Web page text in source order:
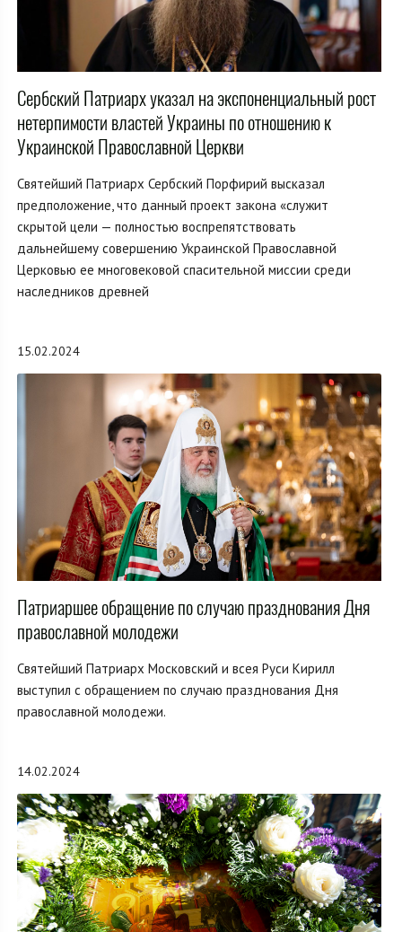
Сербский Патриарх указал на экспоненциальный рост
нетерпимости властей Украины по отношению к
Украинской Православной Церкви
Святейший Патриарх Сербский Порфирий высказал
предположение, что данный проект закона «служит
скрытой цели — полностью воспрепятствовать
дальнейшему совершению Украинской Православной
Церковью ее многовековой спасительной миссии среди
наследников древней
15.02.2024
Патриаршее обращение по случаю празднования Дня
православной молодежи
Святейший Патриарх Московский и всея Руси Кирилл
выступил с обращением по случаю празднования Дня
православной молодежи.
14.02.2024